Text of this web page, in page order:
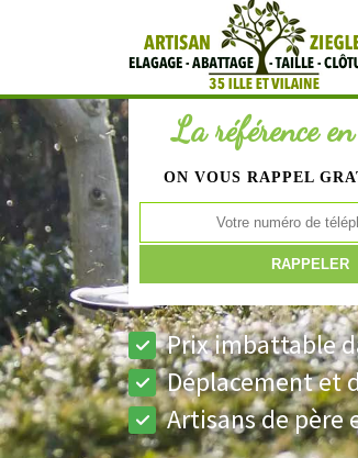
La référence
ON VOUS RAPPEL
Prix imbattable
Déplacement et
Artisans de père